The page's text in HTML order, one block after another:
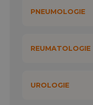
PNEUMOLOGIE
REUMATOLOGIE
UROLOGIE